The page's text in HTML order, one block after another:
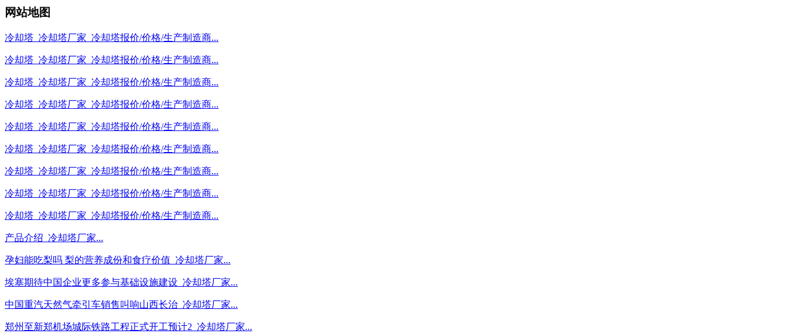
网站地图
冷却塔_冷却塔厂家_冷却塔报价/价格/生产制造商...
冷却塔_冷却塔厂家_冷却塔报价/价格/生产制造商...
冷却塔_冷却塔厂家_冷却塔报价/价格/生产制造商...
冷却塔_冷却塔厂家_冷却塔报价/价格/生产制造商...
冷却塔_冷却塔厂家_冷却塔报价/价格/生产制造商...
冷却塔_冷却塔厂家_冷却塔报价/价格/生产制造商...
冷却塔_冷却塔厂家_冷却塔报价/价格/生产制造商...
冷却塔_冷却塔厂家_冷却塔报价/价格/生产制造商...
冷却塔_冷却塔厂家_冷却塔报价/价格/生产制造商...
产品介绍_冷却塔厂家...
孕妇能吃梨吗 梨的营养成份和食疗价值_冷却塔厂家...
埃塞期待中国企业更多参与基础设施建设_冷却塔厂家...
中国重汽天然气牵引车销售叫响山西长治_冷却塔厂家...
郑州至新郑机场城际铁路工程正式开工预计2_冷却塔厂家...